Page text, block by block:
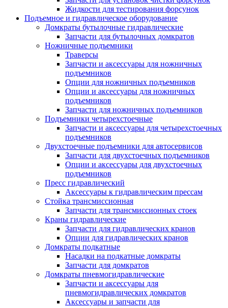
Жидкости для тестирования форсунок
Подъемное и гидравлическое оборудование
Домкраты бутылочные гидравлические
Запчасти для бутылочных домкратов
Ножничные подъемники
Траверсы
Запчасти и аксессуары для ножничных
подъемников
Опции для ножничных подъемников
Опции и аксессуары для ножничных
подъемников
Запчасти для ножничных подъемников
Подъемники четырехстоечные
Запчасти и аксессуары для четырехстоечных
подъемников
Двухстоечные подъемники для автосервисов
Запчасти для двухстоечных подъемников
Опции и аксессуары для двухстоечных
подъемников
Пресс гидравлический
Аксессуары к гидравлическим прессам
Стойка трансмиссионная
Запчасти для трансмиссионных стоек
Краны гидравлические
Запчасти для гидравлических кранов
Опции для гидравлических кранов
Домкраты подкатные
Насадки на подкатные домкраты
Запчасти для домкратов
Домкраты пневмогидравлические
Запчасти и аксессуары для
пневмогидравлических домкратов
Аксессуары и запчасти для